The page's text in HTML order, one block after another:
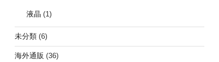
液晶 (1)
未分類 (6)
海外通販 (36)